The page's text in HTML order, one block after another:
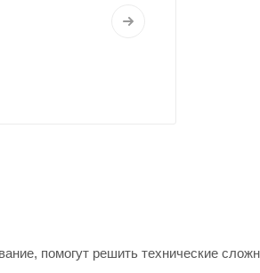
помогут решить технические